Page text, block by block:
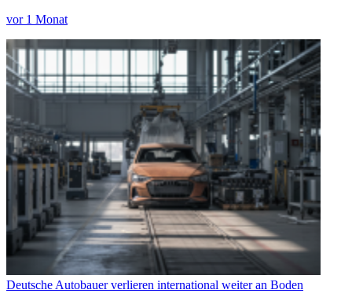
vor 1 Monat
Deutsche Autobauer verlieren international weiter an Boden